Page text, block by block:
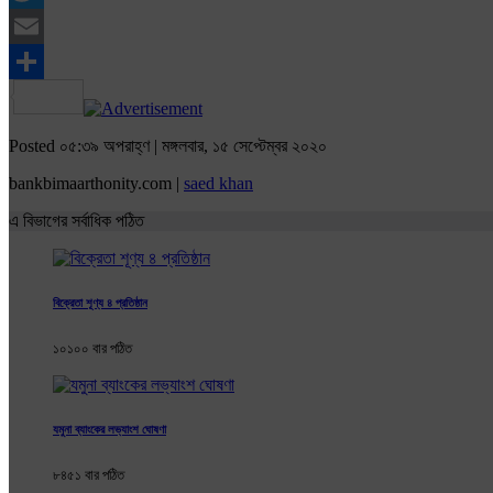
Twitter
Email
Share
Posted ০৫:৩৯ অপরাহ্ণ | মঙ্গলবার, ১৫ সেপ্টেম্বর ২০২০
bankbimaarthonity.com | saed khan
এ বিভাগের সর্বাধিক পঠিত
বিক্রেতা শূণ্য ৪ প্রতিষ্ঠান
১০১০০ বার পঠিত
যমুনা ব্যাংকের লভ্যাংশ ঘোষণা
৮৪৫১ বার পঠিত